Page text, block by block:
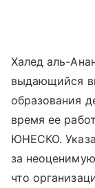
Халед аль-
выдающийся
образования
время ее
ЮНЕСКО.
за
что